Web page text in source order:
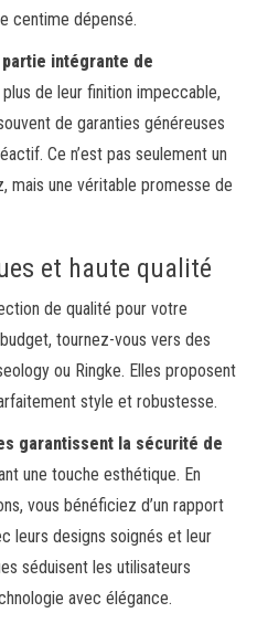
centime dépensé.
intégrante de
plus de leur finition impeccable,
de garanties généreuses
Ce n’est pas seulement un
mais une véritable promesse de
et haute qualité
de qualité pour votre
tournez-vous vers des
ou Ringke. Elles proposent
style et robustesse.
garantissent la sécurité de
une touche esthétique. En
vous bénéficiez d’un rapport
leurs designs soignés et leur
séduisent les utilisateurs
avec élégance.